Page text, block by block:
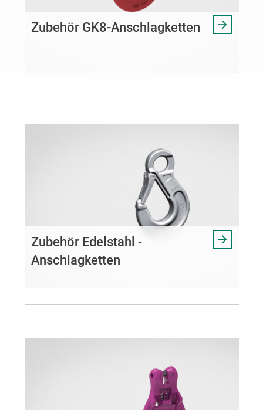
Zubehör GK8-Anschlagketten
Zubehör Edelstahl -
Anschlagketten